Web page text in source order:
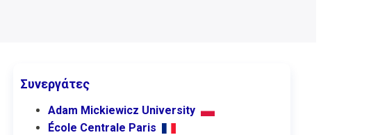
Συνεργάτες
Adam Mickiewicz University
École Centrale Paris